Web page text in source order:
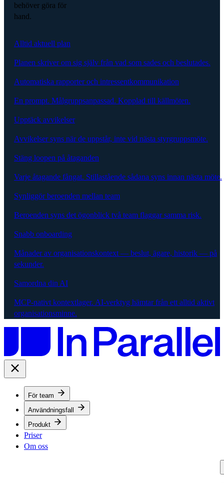
behöver göra för
hand.
Alltid aktuell plan
Planen skriver om sig själv från vad som sades och beslutades.
Automatiska rapporter och intressentkommunikation
En prompt. Målgruppsanpassad. Kopplad till källmöten.
Upptäck avvikelser
Avvikelser syns när de uppstår, inte vid nästa styrgruppsmöte.
Stäng loopen på åtaganden
Varje åtagande fångat. Stillastående sådana syns innan nästa möte.
Synliggör beroenden mellan team
Beroenden syns det ögonblick två team flaggar samma risk.
Snabb onboarding
Månader av organisationskontext — beslut, ägare, historik — på
sekunder.
Samordna din AI
MCP-nativt kontextlager. AI-verktyg hämtar från ett alltid aktivt
organisationsminne.
För team
Användningsfall
Produkt
Priser
Om oss